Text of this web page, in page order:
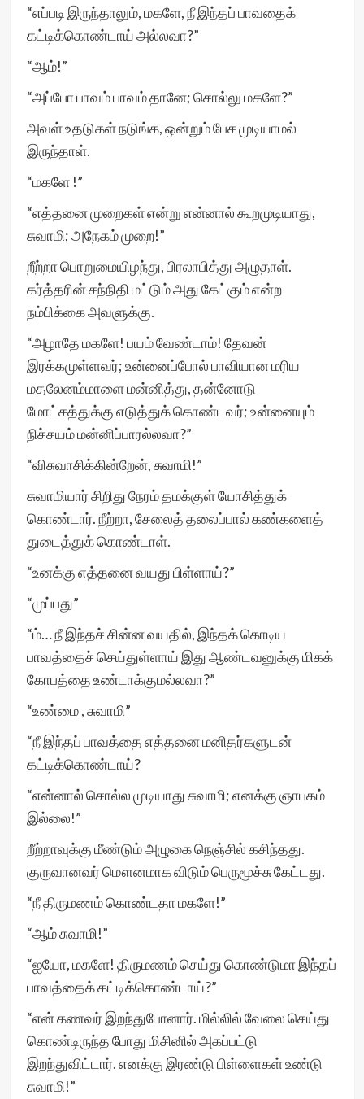
“எப்படி இருந்தாலும், மகளே, நீ இந்தப் பாவதைக்
கட்டிக்கொண்டாய் அல்லவா?”
“ஆம்!”
“அப்போ பாவம் பாவம் தானே; சொல்லு மகளே?”
அவள் உதடுகள் நடுங்க, ஒன்றும் பேச முடியாமல்
இருந்தாள்.
“மகளே !”
“எத்தனை முறைகள் என்று என்னால் கூறமுடியாது,
சுவாமி; அநேகம் முறை!”
றீற்றா பொறுமையிழந்து, பிரலாபித்து அழுதாள்.
கர்த்தரின் சந்நிதி மட்டும் அது கேட்கும் என்ற
நம்பிக்கை அவளுக்கு.
“அழாதே மகளே! பயம் வேண்டாம்! தேவன்
இரக்கமுள்ளவர்; உன்னைப்போல் பாவியான மரிய
மதலேனம்மாளை மன்னித்து, தன்னோடு
மோட்சத்துக்கு எடுத்துக் கொண்டவர்; உன்னையும்
நிச்சயம் மன்னிப்பாரல்லவா?”
“விசுவாசிக்கின்றேன், சுவாமி!”
சுவாமியார் சிறிது நேரம் தமக்குள் யோசித்துக்
கொண்டார். நீற்றா, சேலைத் தலைப்பால் கண்களைத்
துடைத்துக் கொண்டாள்.
“உனக்கு எத்தனை வயது பிள்ளாய்?”
“முப்பது”
“ம்… நீ இந்தச் சின்ன வயதில், இந்தக் கொடிய
பாவத்தைச் செய்துள்ளாய் இது ஆண்டவனுக்கு மிகக்
கோபத்தை உண்டாக்குமல்லவா?”
“உண்மை , சுவாமி”
“நீ இந்தப் பாவத்தை எத்தனை மனிதர்களுடன்
கட்டிக்கொண்டாய்?
“என்னால் சொல்ல முடியாது சுவாமி; எனக்கு ஞாபகம்
இல்லை!”
றீற்றாவுக்கு மீண்டும் அழுகை நெஞ்சில் கசிந்தது.
குருவானவர் மௌனமாக விடும் பெருமூச்சு கேட்டது.
“நீ திருமணம் கொண்டதா மகளே!”
“ஆம் சுவாமி!”
“ஐயோ, மகளே! திருமணம் செய்து கொண்டுமா இந்தப்
பாவத்தைக் கட்டிக்கொண்டாய்?”
“என் கணவர் இறந்துபோனார். மில்லில் வேலை செய்து
கொண்டிருந்த போது மிசினில் அகப்பட்டு
இறந்துவிட்டார். எனக்கு இரண்டு பிள்ளைகள் உண்டு
சுவாமி!”